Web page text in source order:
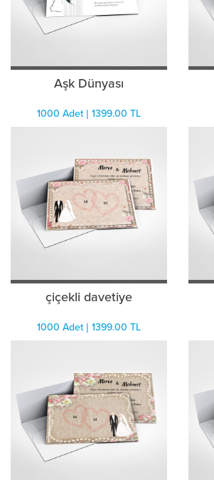
Aşk Dünyası
1000 Adet | 1399.00 TL
çiçekli davetiye
1000 Adet | 1399.00 TL